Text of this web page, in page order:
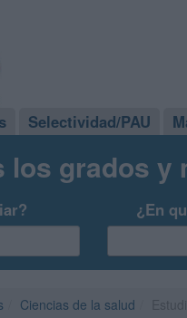
Selectividad/PAU
los grados y
¿En
Ciencias de la salud